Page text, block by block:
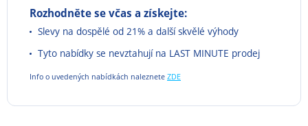
Rozhodněte se včas a získejte:
Slevy na dospělé od 21% a další skvělé výhody
Tyto nabídky se nevztahují na LAST MINUTE prodej
Info o uvedených nabídkách naleznete ZDE